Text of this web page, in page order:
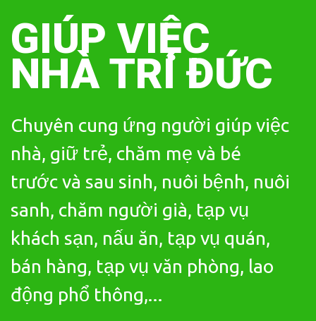
contentGIÚP VIỆC
NHÀ TRÍ ĐỨC
Chuyên cung ứng người giúp việc
nhà, giữ trẻ, chăm mẹ và bé
trước và sau sinh, nuôi bệnh, nuôi
sanh, chăm người già, tạp vụ
khách sạn, nấu ăn, tạp vụ quán,
bán hàng, tạp vụ văn phòng, lao
động phổ thông,...